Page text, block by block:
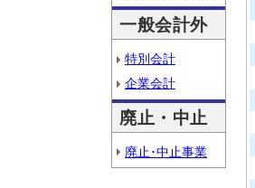
一般会計外
特別会計
企業会計
廃止・中止
廃止･中止事業